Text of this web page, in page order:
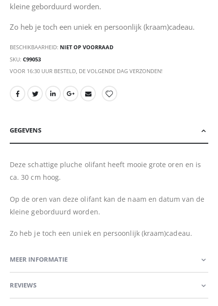
kleine geborduurd worden.
Zo heb je toch een uniek en persoonlijk (kraam)cadeau.
BESCHIKBAARHEID: NIET OP VOORRAAD
SKU C99053
VOOR 16:30 UUR BESTELD, DE VOLGENDE DAG VERZONDEN!
GEGEVENS
Deze schattige pluche olifant heeft mooie grote oren en is
ca. 30 cm hoog.
Op de oren van deze olifant kan de naam en datum van de
kleine geborduurd worden.
Zo heb je toch een uniek en persoonlijk (kraam)cadeau.
MEER INFORMATIE
REVIEWS